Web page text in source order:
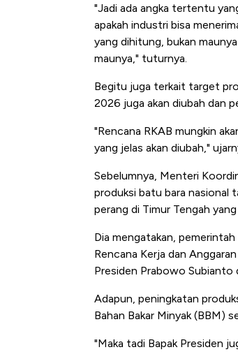
"Jadi ada angka tertentu
apakah industri bisa
yang dihitung, bukan
maunya," tuturnya.
Begitu juga terkait target
2026 juga akan diubah dan
"Rencana RKAB mungkin
yang jelas akan diubah,"
Sebelumnya, Menteri
produksi batu bara nasional
perang di Timur Tengah
Dia mengatakan,
Rencana Kerja dan
Presiden Prabowo Subianto
Adapun, peningkatan
Bahan Bakar Minyak (BBM)
"Maka tadi Bapak Presiden